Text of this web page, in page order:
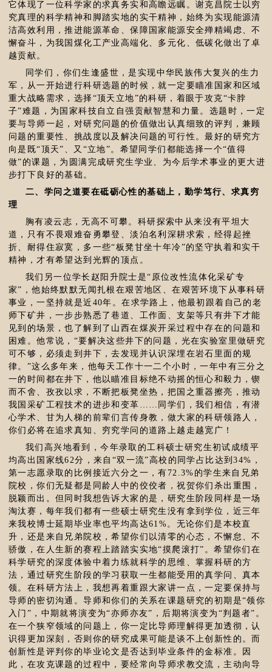
它体现了一位科学家的求真务实和高瞻远瞩。谢克昌院士以穷
究真理的科学精神和脚踏实地的实干精神，始终为实现能源清
洁高效利用，推进能源革命、保障国家能源安全殚精竭虑、不
懈奋斗，为我国煤化工产业高端化、多元化、低碳化做出了卓
越贡献。
同学们，你们生逢盛世，是实现中华民族伟大复兴的生力
军，从一开始进行科研选题的时候，就一定要瞄准国家和区域
重大战略需求，选择“顶天立地”的科研，着眼于攻克“卡脖
子”难题，为国家科技自立自强贡献智慧和力量。选题时，一定
要与导师一起，对研究问题的价值做出认真细致的评判，兼顾
问题的重要性、挑战度以及解决问题的可行性。最好的研究方
向是既“顶天”、又“立地”。希望同学们都能选择一个“值得
做”的课题，为圆满完成研究生学业、为今后学术事业的更大进
步打下良好的基础。
二、学问之道要在砥砺心性的基础上，勤学笃行、求真穷
理
胸有凌云志，无高不可攀。科研探索中从来没有平坦大
道，只有不畏艰难奋勇攀登、淡泊名利深耕求索，经得起挫
折、耐得住寂寞，多一些“板凳甘坐十年冷”的坚守执着和实干
精神，才有希望达到光辉的顶点。
我们另一位学长赵阳升院士是“原位改性流体化采矿专
家”，他始终默默无闻扎根在艰苦地区、在艰苦环境下从事科研
事业，一坚持就是近40年。在求学路上，他最初跟着自己的老
师下矿井，一步步熟悉了巷道、工作面、支架等只有井下才能
见到的场景，也了解到了山西在煤炭开采过程中存在的问题和
困难。他常说，“要解决这些井下的问题，光在实验室里做研究
可不够，必须走到井下，去发现并认识深埋在岩石里面的规
律。”这么多年来，他每天工作十一二个小时，一年中有三分之
一的时间都在井下，他以瞄准目标绝不动摇的恒心和毅力，锲
而不舍、孜孜以求，不断把板凳坐热，把国之重器擦亮，推动
我国采矿工程技术的进步和变革……同学们，我们相信，有潜
心学术、甘为人梯的前辈们言传身教，做大家的科研领路人，
你们必将在追求真知、穷究学问的道路上越走越宽广！
我们高兴地看到，今年录取的工科硕士研究生初试成绩平
均高出国家线62分，来自“双一流”高校的同学占比达到34%，
第一志愿录取的比例接近六分之一，有72.3%的学生来自兄弟
院校，你们无疑都是同龄人中的佼佼者，祝贺你们杀出重围，
脱颖而出。但同时我想告诉大家的是，研究生阶段同样是一场
淘汰赛，每年我们都有一些硕士研究生没有拿到学位，近三年
来我校博士延期毕业率也平均高达61%。无论你们是本校直
升，还是来自兄弟院校，希望你们以清零的心态，不懈怠、不
骄傲，在人生新的赛程上踏踏实实地“摸爬滚打”。希望你们在
科学研究的深度体验中着力练就科学的思维、掌握科研的方
法，通过研究生阶段的学习获取一生都能受用的真学问、真本
领。在科研方法上，我想再着重跟大家讲一点，一定要保持与
导师的密切沟通。导师和你们的关系在课题研究的初期是“领你
入门”，中期就将演变为“亦师亦友”，后期将演变为“判题者”。
在一个狭窄领域的问题上，你一定比导师理解得更加透彻，认
识得更加深刻，否则你的研究成果可能是谈不上创新性的。而
创新性是评判你的毕业论文是否达到毕业条件的金标准。因
此，在攻克课题的过程中，要经常向导师求教交流，主动向导